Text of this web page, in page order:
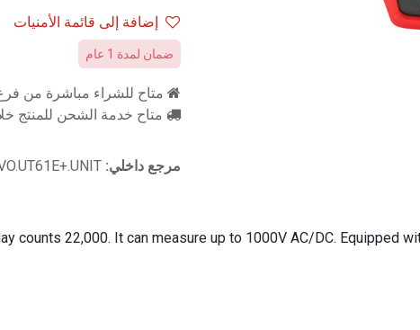
إضافة إلى قائمة الأمنيات
ضمان لمدة 1 عام
متاح للشراء مباشرة من فرع
متاح خدمة الشحن للمنتج خلال 2-3 ايام
مرجع داخلي:
counts 22,000. It can measure up to 1000V AC/DC. Equipped